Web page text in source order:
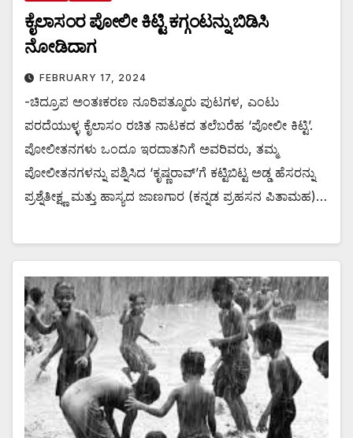
ಕೈಲಾಸಂರ ಪೋಲೀ ಕಿಟ್ಟಿ ಕಗ್ಗಂಟನ್ನು ಬಿಡಿಸಿ
ನೋಡಿದಾಗ
FEBRUARY 17, 2024
-ಚಿದ್ರೂಪ ಅಂತಃಕರಣ ನೂರಿಪತ್ಮೂರು ಪುಟಗಳ, ಎಂಟು
ಪರದೆಯುಳ್ಳ ಕೈಲಾಸಂ ರಚಿತ ನಾಟಕದ ತಲೆಬರೆಹ ‘ಪೋಲೀ ಕಿಟ್ಟಿ’.
ಪೋಲೀತನಗಳು ಒಂದೂ ಇರದಾತನಿಗೆ ಅವರಿವರು, ತಮ್ಮ
ಪೋಲೀತನಗಳನ್ನು ಪಶ್ನಿಸಿದ ‘ಕೃಷ್ಣರಾವ್’ಗೆ ಕಟ್ಟಿಬಿಟ್ಟ ಅಡ್ಡ ಹೆಸರನ್ನು
ಪ್ರಶ್ನೆತೀಕ್ಷ್ಣ ಮತ್ತು ಹಾಸ್ಯದ ಜಾಣಗಾರ (ಕನ್ನಡ ಪ್ರಹಸನ ಪಿತಾಮಹ)…